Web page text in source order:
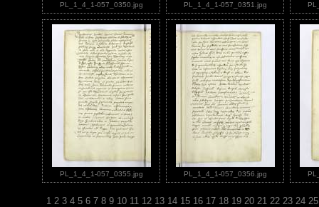
PL_1_4_1-057_0350.jpg PL_1_4_1-057_0351.jpg
PL_1_4_1-057_0355.jpg PL_1_4_1-057_0356.jpg
1 2 3 4 5 6 7 8 9 10 11 12 13 14 15 16 17 18 19 20 21 22 23 24